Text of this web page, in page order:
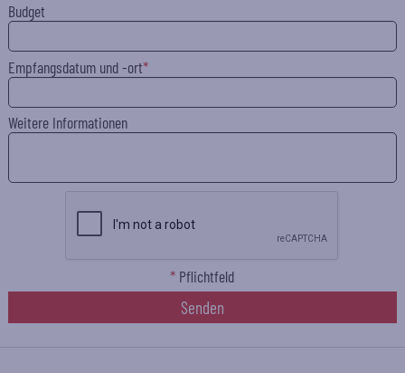
Budget
Empfangsdatum und -ort
Weitere Informationen
* Pflichtfeld
Senden